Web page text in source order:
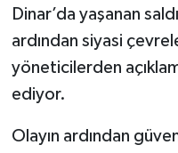
Dinar’da yaşanan
ardından siyasi
yöneticilerden
ediyor.
Olayın ardından